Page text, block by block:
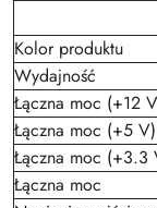
Kolor produktu
Wydajność
Łączna moc (+12
Łączna moc (+5 V)
Łączna moc (+3.3
Łączna moc